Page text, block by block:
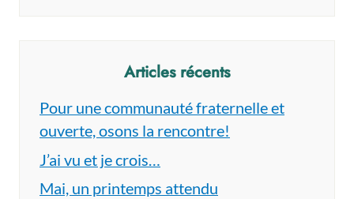
Articles récents
Pour une communauté fraternelle et
ouverte, osons la rencontre!
J’ai vu et je crois…
Mai, un printemps attendu